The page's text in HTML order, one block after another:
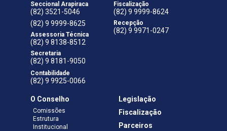
Seccional Arapiraca
(82) 3521-5046
(82) 9 9999-8625
Assessoria Técnica
(82) 9 8138-8512
Secretaria
(82) 9 8181-9050
Contabilidade
(82) 9 9925-0066
Fiscalização
(82) 9 9999-8624
Recepção
(82) 9 9971-0247
O Conselho
Comissões
Estrutura
Institucional
Legislação
Fiscalização
Parceiros